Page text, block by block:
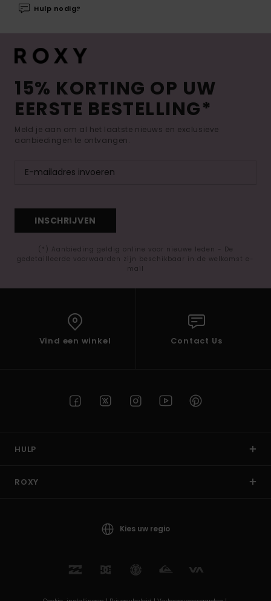
Hulp nodig?
15% KORTING OP UW
EERSTE BESTELLING*
Meld je aan om al het laatste nieuws en exclusieve
aanbiedingen te ontvangen.
INSCHRIJVEN
(*) Aanbieding geldig online voor nieuwe leden - De
gedetailleerde voorwaarden zijn beschikbaar in de welkomst e-
mail
Vind een winkel Contact Us
HULP
ROXY
Kies uw regio